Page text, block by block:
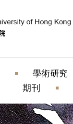
學術研究
期刊